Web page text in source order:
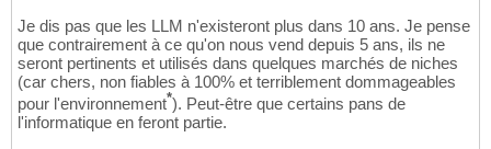
Je dis pas que les LLM n'existeront plus dans 10 ans. Je pense
que contrairement à ce qu'on nous vend depuis 5 ans, ils ne
seront pertinents et utilisés dans quelques marchés de niches
(car chers, non fiables à 100% et terriblement dommageables
pour l'environnement*). Peut-être que certains pans de
l'informatique en feront partie.